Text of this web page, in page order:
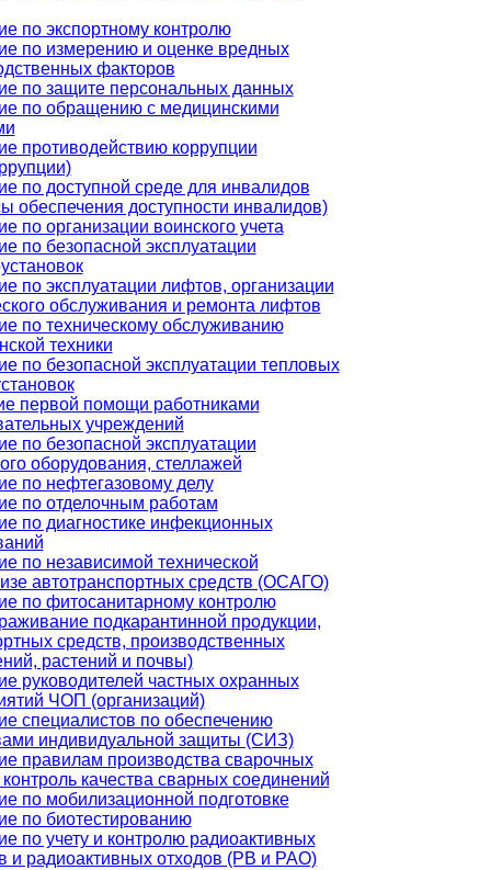
по экспортному контролю
по измерению и оценке вредных
факторов
по защите персональных данных
по обращению с медицинскими
противодействию коррупции
по доступной среде для инвалидов
обеспечения доступности инвалидов)
по организации воинского учета
по безопасной эксплуатации
по эксплуатации лифтов, организации
обслуживания и ремонта лифтов
по техническому обслуживанию
техники
по безопасной эксплуатации тепловых
первой помощи работниками
учреждений
по безопасной эксплуатации
оборудования, стеллажей
по нефтегазовому делу
по отделочным работам
по диагностике инфекционных
по независимой технической
автотранспортных средств (ОСАГО)
по фитосанитарному контролю
подкарантинной продукции,
средств, производственных
растений и почвы)
руководителей частных охранных
ЧОП (организаций)
специалистов по обеспечению
индивидуальной защиты (СИЗ)
правилам производства сварочных
качества сварных соединений
по мобилизационной подготовке
по биотестированию
по учету и контролю радиоактивных
и радиоактивных отходов (РВ и РАО)